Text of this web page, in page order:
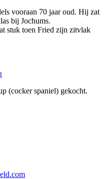
vooraan 70 jaar oud. Hij zat
bij Jochums.
stuk toen Fried zijn zitvlak
(cocker spaniel) gekocht.